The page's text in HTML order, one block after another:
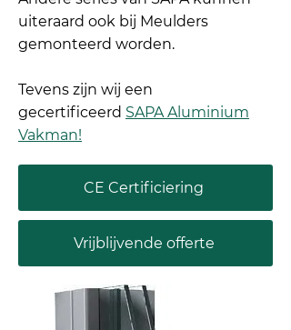
uiteraard ook bij Meulders
gemonteerd worden.
Tevens zijn wij een
gecertificeerd SAPA Aluminium
Vakman!
CE Certificiering
Vrijblijvende offerte